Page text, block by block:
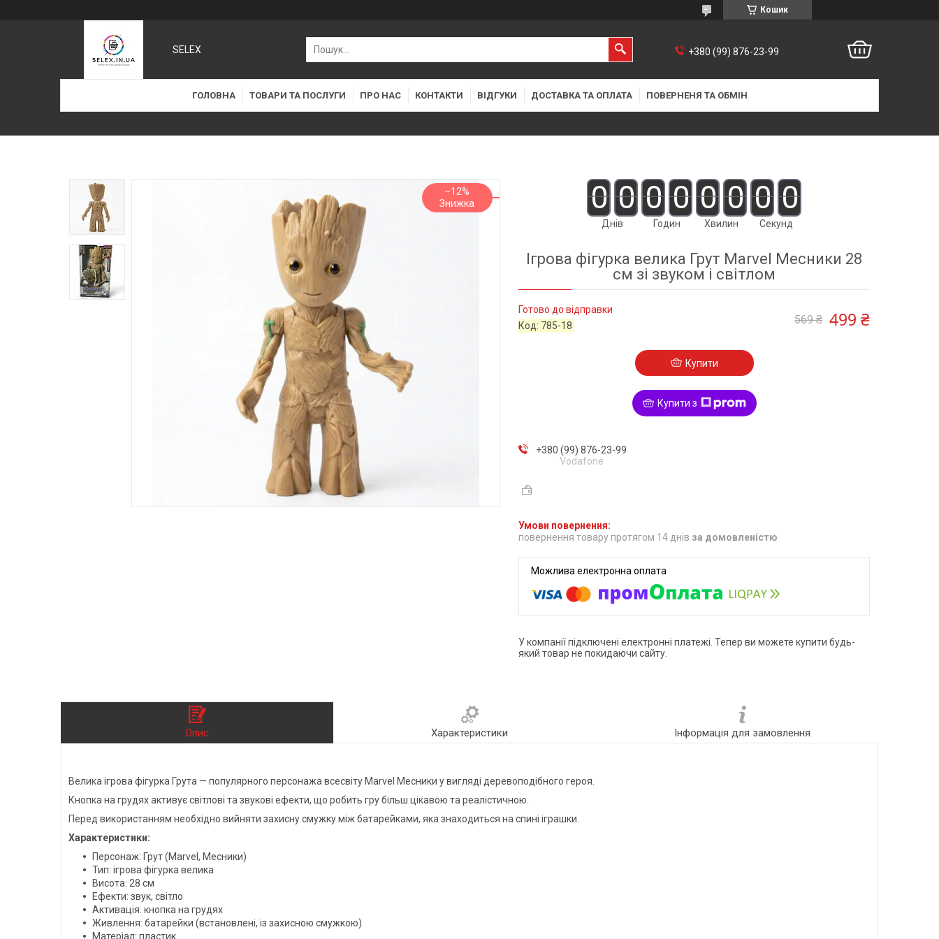
Кошик
SELEX +380 (99) 876-23-99
ГОЛОВНА ТОВАРИ ТА ПОСЛУГИ ПРО НАС КОНТАКТИ ВІДГУКИ ДОСТАВКА ТА ОПЛАТА ПОВЕРНЕНЯ ТА ОБМІН
–12% 0 0
Днів
0 0
Годин
0 0
Хвилин
0 0
Секунд
Ігрова фігурка велика Грут Marvel Месники 28
см зі звуком і світлом
Готово до відправки
Код: 785-18 569 ₴ 499 ₴
Купити
Купити з
+380 (99) 876-23-99
Vodafone
повернення товару протягом 14 днів за домовленістю
У компанії підключені електронні платежі. Тепер ви можете купити будь-
який товар не покидаючи сайту.
Опис Характеристики Інформація для замовлення
Велика ігрова фігурка Грута — популярного персонажа всесвіту Marvel Месники у вигляді деревоподібного героя.
Кнопка на грудях активує світлові та звукові ефекти, що робить гру більш цікавою та реалістичною.
Перед використанням необхідно вийняти захисну смужку між батарейками, яка знаходиться на спині іграшки.
Характеристики:
Персонаж: Грут (Marvel, Месники)
Тип: ігрова фігурка велика
Висота: 28 см
Ефекти: звук, світло
Активація: кнопка на грудях
Живлення: батарейки (встановлені, із захисною смужкою)
Матеріал: пластик